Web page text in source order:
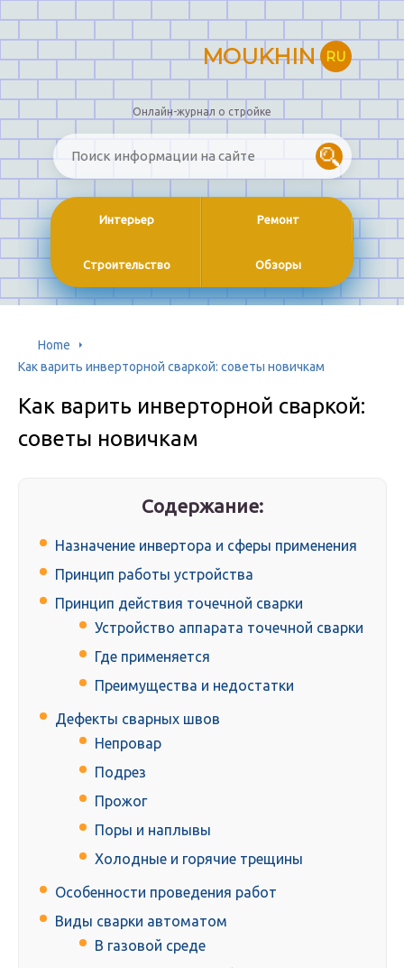
MOUKHIN RU
Онлайн-журнал о стройке
Интерьер Ремонт
Строительство Обзоры
Home
Как варить инверторной сваркой: советы новичкам
Как варить инверторной сваркой:
советы новичкам
Содержание:
Назначение инвертора и сферы применения
Принцип работы устройства
Принцип действия точечной сварки
Устройство аппарата точечной сварки
Где применяется
Преимущества и недостатки
Дефекты сварных швов
Непровар
Подрез
Прожог
Поры и наплывы
Холодные и горячие трещины
Особенности проведения работ
Виды сварки автоматом
В газовой среде